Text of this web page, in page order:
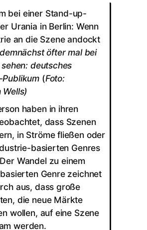
öfter mal bei
deutsches
(Foto:
Wells)
haben in ihren
dass Szenen
in Ströme fließen oder
basierten Genres
Wandel zu einem
Genre zeichnet
aus, dass große
die neue Märkte
wollen, auf eine Szene
werden.